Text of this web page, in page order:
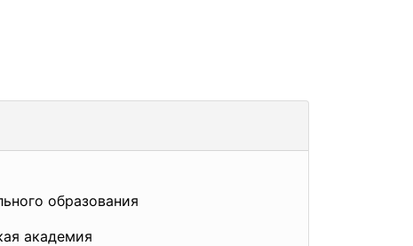
образования
академия